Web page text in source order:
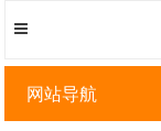
网站导航